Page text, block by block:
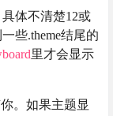
体不清楚12或
些.theme结尾的
里才会显示
。如果主题显